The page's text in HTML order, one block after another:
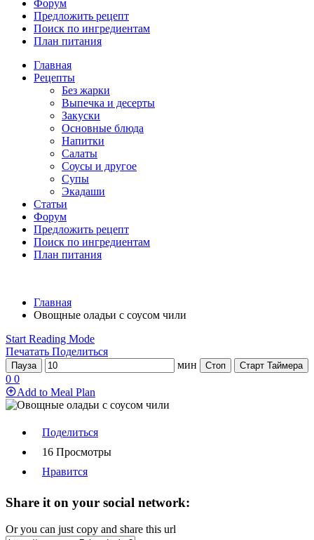
Форум
Предложить рецепт
Поиск по ингредиентам
План питания
Главная
Рецепты
Без жарки
Выпечка и десерты
Закуски
Основные блюда
Напитки
Салаты
Соусы и другое
Супы
Экадаши
Статьи
Форум
Предложить рецепт
Поиск по ингредиентам
План питания
Главная
Овощные оладьи с соусом чили
Start Reading Mode
Печатать Поделиться
Пауза мин Стоп Старт Таймера
0 0
Add to Meal Plan
Поделиться
16 Просмотры
Нравится
Share it on your social network:
Or you can just copy and share this url